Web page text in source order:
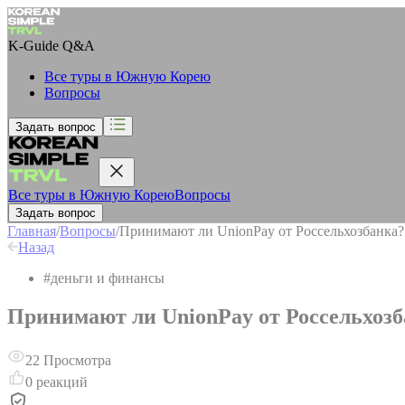
K-Guide Q&A
Все туры в Южную Корею
Вопросы
Задать вопрос
Все туры в Южную КореюВопросы
Задать вопрос
Главная/Вопросы/Принимают ли UnionPay от Россельхозбанка?
Назад
#деньги и финансы
Принимают ли UnionPay от
22 Просмотра
0 реакций